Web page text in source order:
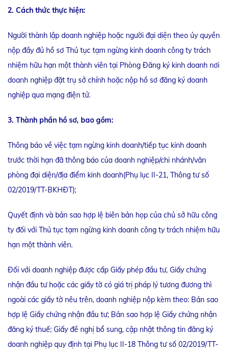
2. Cách thức thực hiện:
Người thành lập doanh nghiệp hoặc người đại diện theo ủy quyền
nộp đầy đủ hồ sơ Thủ tục tạm ngừng kinh doanh công ty trách
nhiệm hữu hạn một thành viên tại Phòng Đăng ký kinh doanh nơi
doanh nghiệp đặt trụ sở chính hoặc nộp hồ sơ đăng ký doanh
nghiệp qua mạng điện tử.
3. Thành phần hồ sơ, bao gồm:
Thông báo về việc tạm ngừng kinh doanh/tiếp tục kinh doanh
trước thời hạn đã thông báo của doanh nghiệp/chi nhánh/văn
phòng đại diện/địa điểm kinh doanh(Phụ lục II-21, Thông tư số
02/2019/TT-BKHĐT);
Quyết định và bản sao hợp lệ biên bản họp của chủ sở hữu công
ty đối với Thủ tục tạm ngừng kinh doanh công ty trách nhiệm hữu
hạn một thành viên.
Đối với doanh nghiệp được cấp Giấy phép đầu tư, Giấy chứng
nhận đầu tư hoặc các giấy tờ có giá trị pháp lý tương đương thì
ngoài các giấy tờ nêu trên, doanh nghiệp nộp kèm theo: Bản sao
hợp lệ Giấy chứng nhận đầu tư; Bản sao hợp lệ Giấy chứng nhận
đăng ký thuế; Giấy đề nghị bổ sung, cập nhật thông tin đăng ký
doanh nghiệp quy định tại Phụ lục II-18 Thông tư số 02/2019/TT-